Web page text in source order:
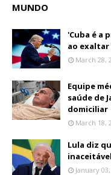
MUNDO
'Cuba é a
ao exaltar
March 28,
Equipe
saúde de
domiciliar
March 18,
Lula diz
January